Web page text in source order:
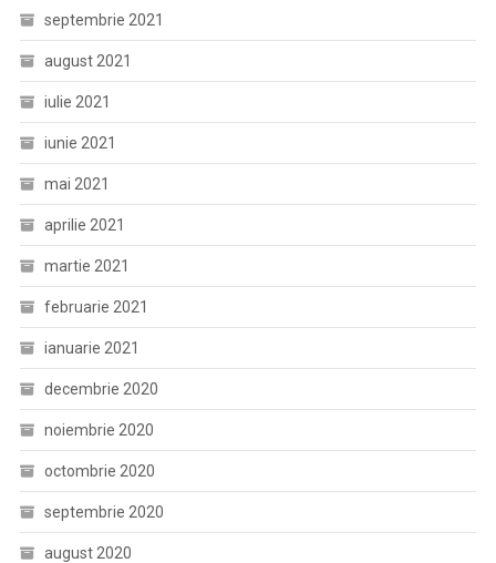
septembrie 2021
august 2021
iulie 2021
iunie 2021
mai 2021
aprilie 2021
martie 2021
februarie 2021
ianuarie 2021
decembrie 2020
noiembrie 2020
octombrie 2020
septembrie 2020
august 2020